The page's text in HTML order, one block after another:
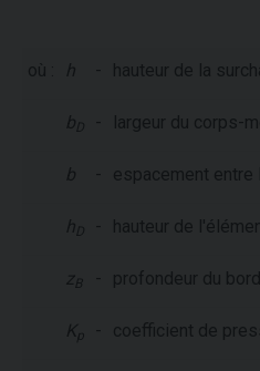
où : h - hauteur de la
bD - largeur du corps-
b - espacement
hD - hauteur de
zB - profondeur du
Kp - coefficient de